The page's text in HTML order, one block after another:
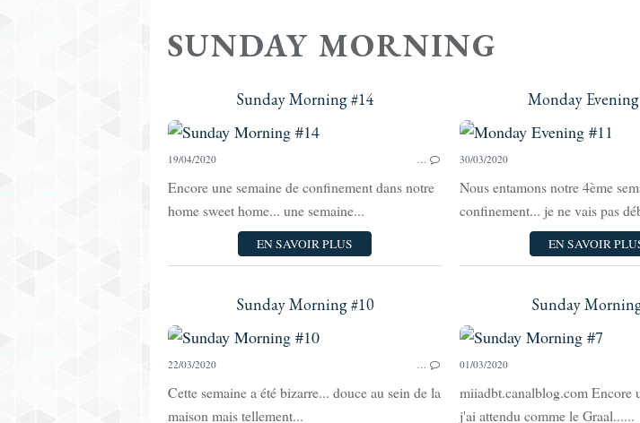
SUNDAY MORNING
Sunday Morning #14
SUNDAY
19/04/2020 …
Encore une semaine de confinement dans notre
home sweet home... une semaine...
EN SAVOIR PLUS
Monday
30/03/2020
Nous entamons notre 4ème
confinement... je ne vais pas
EN SAVOIR
Sunday Morning #10
SUNDAY
22/03/2020 …
Cette semaine a été bizarre... douce au sein de la
maison mais tellement...
Sunday
01/03/2020
miiadbt.canalblog.com Encore
j'ai attendu comme le Graal......